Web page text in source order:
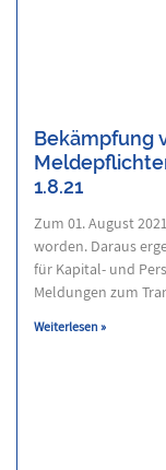
Bekämpfung
1.8.21
Zum 01. August
worden. Daraus
für Kapital- und
Meldungen zum
Weiterlesen »